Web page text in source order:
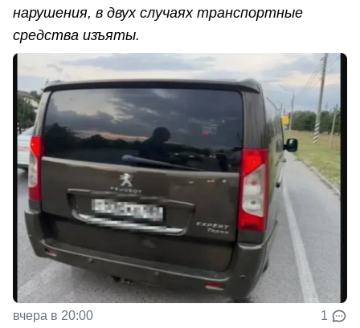
нарушения, в двух случаях транспортные
средства изъяты.
вчера в 20:00 1